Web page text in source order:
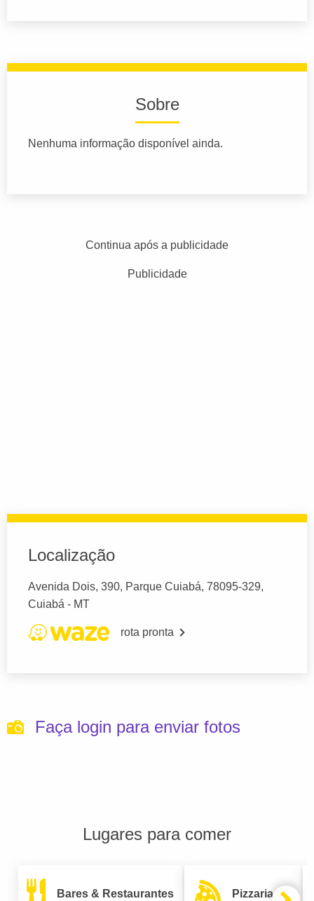
Sobre
Nenhuma informação disponível ainda.
Continua após a publicidade
Publicidade
Localização
Avenida Dois, 390, Parque Cuiabá, 78095-329,
Cuiabá - MT
rota pronta
Faça login para enviar fotos
Lugares para comer
Bares & Restaurantes Pizzarias